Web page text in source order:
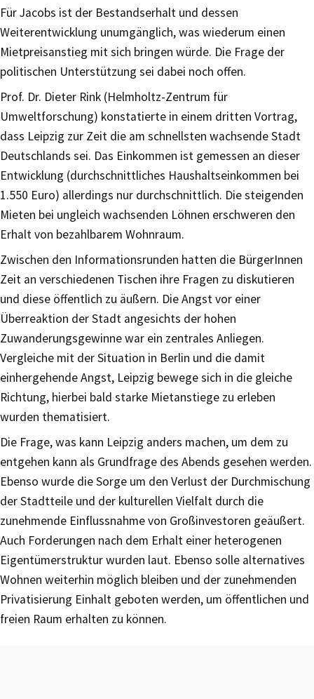
Für Jacobs ist der Bestandserhalt und dessen
Weiterentwicklung unumgänglich, was wiederum einen
Mietpreisanstieg mit sich bringen würde. Die Frage der
politischen Unterstützung sei dabei noch offen.
Prof. Dr. Dieter Rink (Helmholtz-Zentrum für
Umweltforschung) konstatierte in einem dritten Vortrag,
dass Leipzig zur Zeit die am schnellsten wachsende Stadt
Deutschlands sei. Das Einkommen ist gemessen an dieser
Entwicklung (durchschnittliches Haushaltseinkommen bei
1.550 Euro) allerdings nur durchschnittlich. Die steigenden
Mieten bei ungleich wachsenden Löhnen erschweren den
Erhalt von bezahlbarem Wohnraum.
Zwischen den Informationsrunden hatten die BürgerInnen
Zeit an verschiedenen Tischen ihre Fragen zu diskutieren
und diese öffentlich zu äußern. Die Angst vor einer
Überreaktion der Stadt angesichts der hohen
Zuwanderungsgewinne war ein zentrales Anliegen.
Vergleiche mit der Situation in Berlin und die damit
einhergehende Angst, Leipzig bewege sich in die gleiche
Richtung, hierbei bald starke Mietanstiege zu erleben
wurden thematisiert.
Die Frage, was kann Leipzig anders machen, um dem zu
entgehen kann als Grundfrage des Abends gesehen werden.
Ebenso wurde die Sorge um den Verlust der Durchmischung
der Stadtteile und der kulturellen Vielfalt durch die
zunehmende Einflussnahme von Großinvestoren geäußert.
Auch Forderungen nach dem Erhalt einer heterogenen
Eigentümerstruktur wurden laut. Ebenso solle alternatives
Wohnen weiterhin möglich bleiben und der zunehmenden
Privatisierung Einhalt geboten werden, um öffentlichen und
freien Raum erhalten zu können.